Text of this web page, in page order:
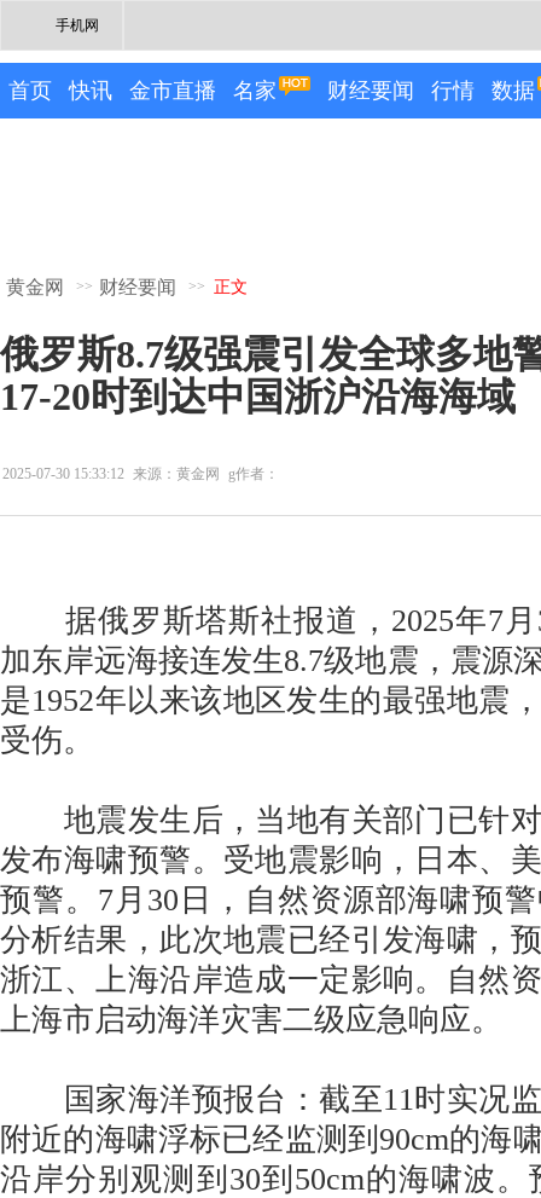
手机网
首页 快讯 金市直播 名家 财经要闻 行情 数据
黄金网 >> 财经要闻 >> 正文
俄罗斯8.7级强震引发全球多地
17-20时到达中国浙沪沿海海域
2025-07-30 15:33:12 来源：黄金网 g作者：
据俄罗斯塔斯社报道，2025年7月
加东岸远海接连发生8.7级地震，震源
是1952年以来该地区发生的最强地震
受伤。
地震发生后，当地有关部门已针对
发布海啸预警。受地震影响，日本、
预警。7月30日，自然资源部海啸预
分析结果，此次地震已经引发海啸，
浙江、上海沿岸造成一定影响。自然
上海市启动海洋灾害二级应急响应。
国家海洋预报台：截至11时实况监
附近的海啸浮标已经监测到90cm的海
沿岸分别观测到30到50cm的海啸波。